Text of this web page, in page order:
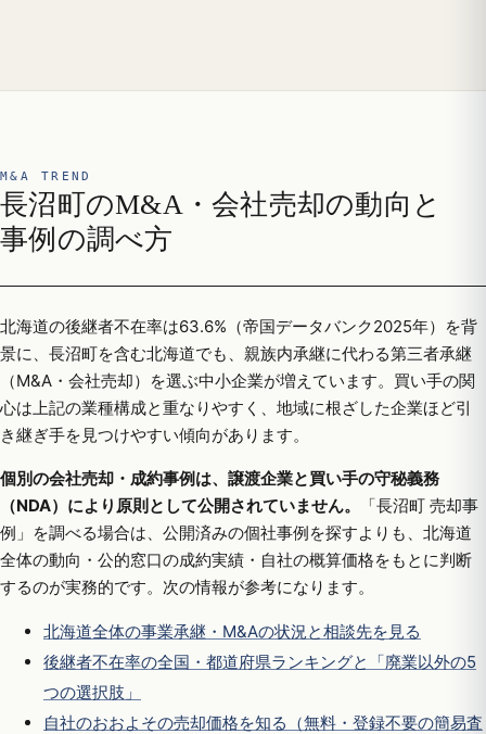
M&A TREND
長沼町のM&A・会社売却の動向と
事例の調べ方
北海道の後継者不在率は63.6%（帝国データバンク2025年）を背
景に、長沼町を含む北海道でも、親族内承継に代わる第三者承継
（M&A・会社売却）を選ぶ中小企業が増えています。買い手の関
心は上記の業種構成と重なりやすく、地域に根ざした企業ほど引
き継ぎ手を見つけやすい傾向があります。
個別の会社売却・成約事例は、譲渡企業と買い手の守秘義務
（NDA）により原則として公開されていません。
「長沼町 売却事
例」を調べる場合は、公開済みの個社事例を探すよりも、北海道
全体の動向・公的窓口の成約実績・自社の概算価格をもとに判断
するのが実務的です。次の情報が参考になります。
北海道全体の事業承継・M&Aの状況と相談先を見る
後継者不在率の全国・都道府県ランキングと「廃業以外の5
つの選択肢」
自社のおおよその売却価格を知る（無料・登録不要の簡易査